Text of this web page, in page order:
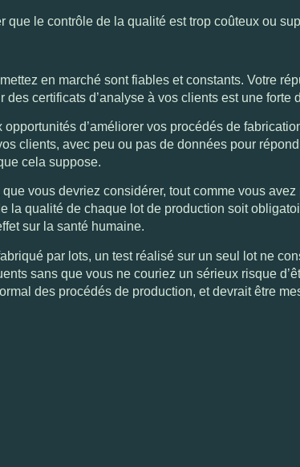
le contrôle de la qualité est trop coûteux ou
en marché sont fiables et constants. Votre
des certificats d’analyse à vos clients est une forte
d’améliorer vos procédés de
clients, avec peu ou pas de données pour
cela suppose.
vous devriez considérer, tout comme vous
la qualité de chaque lot de production soit
sur la santé humaine.
par lots, un test réalisé sur un seul lot ne
sans que vous ne couriez un sérieux risque
des procédés de production, et devrait être